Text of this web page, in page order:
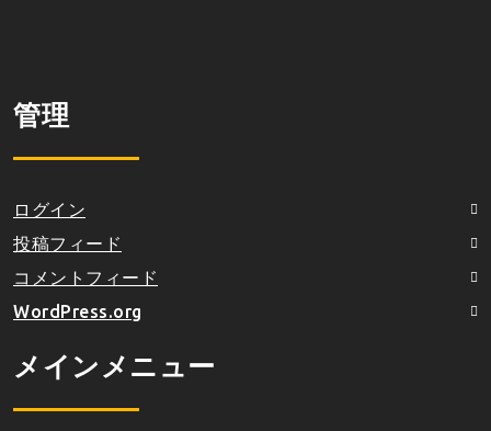
管理
ログイン
投稿フィード
コメントフィード
WordPress.org
メインメニュー